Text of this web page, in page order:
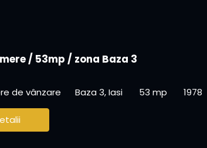
/ 53mp / zona Baza 3
de vânzare Baza 3, Iasi 53 mp 1978